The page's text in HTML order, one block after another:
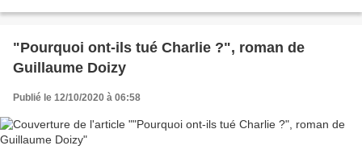
"Pourquoi ont-ils tué Charlie ?", roman de
Guillaume Doizy
Publié le 12/10/2020 à 06:58